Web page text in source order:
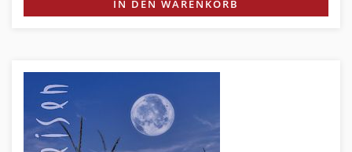
IN DEN WARENKORB